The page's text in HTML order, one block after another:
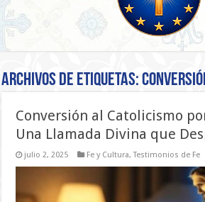
Archivos de etiquetas:
Conversión al Catolicismo
Una Llamada Divina que
julio 2, 2025 Fe y Cultura,Testimonios de Fe